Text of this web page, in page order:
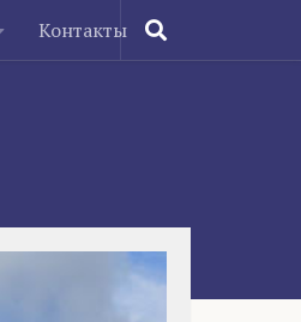
Контакты